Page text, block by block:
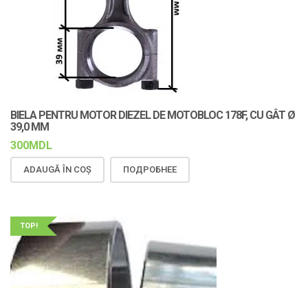
BIELA PENTRU MOTOR DIEZEL DE MOTOBLOC 178F, CU GÂT Ø
39,0 MM
300MDL
ADAUGĂ ÎN COȘ ПОДРОБНЕЕ
TOP!